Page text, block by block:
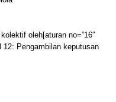
oleh[aturan no=”16″
12: Pengambilan keputusan